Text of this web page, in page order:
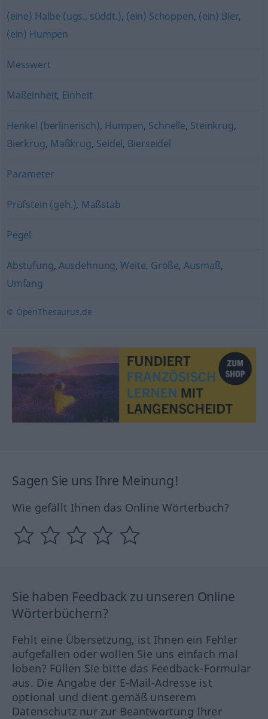
(eine) Halbe (ugs., süddt.), (ein) Schoppen, (ein) Bier,
(ein) Humpen
Messwert
Maßeinheit, Einheit
Henkel (berlinerisch), Humpen, Schnelle, Steinkrug,
Bierkrug, Maßkrug, Seidel, Bierseidel
Parameter
Prüfstein (geh.), Maßstab
Pegel
Abstufung, Ausdehnung,Weite, Größe,Ausmaß,
Umfang
© OpenThesaurus.de
Sagen Sie uns Ihre Meinung!
Wie gefällt Ihnen das Online Wörterbuch?
Sie haben Feedback zu unseren Online
Wörterbüchern?
Fehlt eine Übersetzung, ist Ihnen ein Fehler
aufgefallen oder wollen Sie uns einfach mal
loben? Füllen Sie bitte das Feedback-Formular
aus. Die Angabe der E-Mail-Adresse ist
optional und dient gemäß unserem
Datenschutz nur zur Beantwortung Ihrer